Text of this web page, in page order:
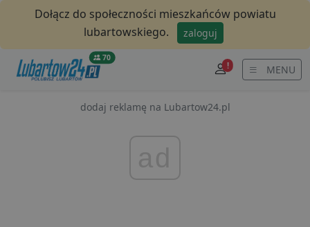
Dołącz do społeczności mieszkańców powiatu
lubartowskiego.
zaloguj
70
! MENU
dodaj reklamę na Lubartow24.pl